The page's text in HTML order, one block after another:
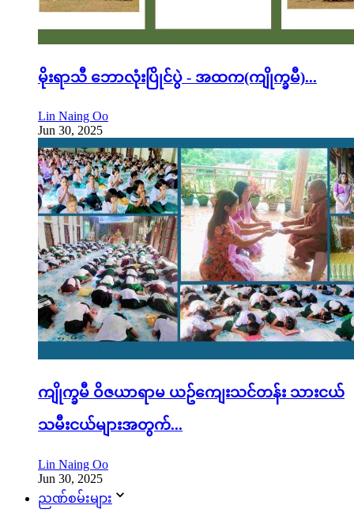
မိုးရာသီ ဘောလုံးပြိုင်ပွဲ - အထက(ကျိုက္ခမီ)...
Lin Naing Oo
Jun 30, 2025
ကျိုက္ခမီ ဝိဇယာရာမ ယဥ်ကျေးသင်တန်း သားငယ်
သမီးငယ်များအတွက်...
Lin Naing Oo
Jun 30, 2025
ညဏ်စမ်းများ